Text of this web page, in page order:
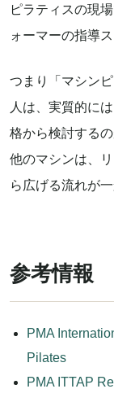
ピラティスの現
ォーマーの指導ス
つまり「マシン
人は、実質的に
格から検討する
他のマシンは、
ら広げる流れが一
参考情報
PMA
Pilates
PMA ITTAP